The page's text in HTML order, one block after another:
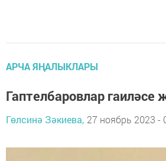
АРЧА ЯҢАЛЫКЛАРЫ
Гаптелбаровлар гаиләсе
Гөлсинә Зәкиева, 27 ноябрь 2023 -